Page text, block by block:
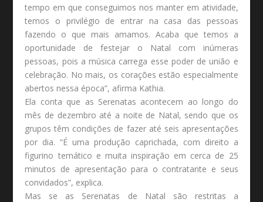
tempo em que conseguimos nos manter em atividade,
temos o privilégio de entrar na casa das pessoas
fazendo o que mais amamos. Acaba que temos a
oportunidade de festejar o Natal com inúmeras
pessoas, pois a música carrega esse poder de união e
celebração. No mais, os corações estão especialmente
abertos nessa época”, afirma Kathia.
Ela conta que as Serenatas acontecem ao longo do
mês de dezembro até a noite de Natal, sendo que os
grupos têm condições de fazer até seis apresentações
por dia. “É uma produção caprichada, com direito a
figurino temático e muita inspiração em cerca de 25
minutos de apresentação para o contratante e seus
convidados”, explica.
Mas se as Serenatas de Natal são restritas a